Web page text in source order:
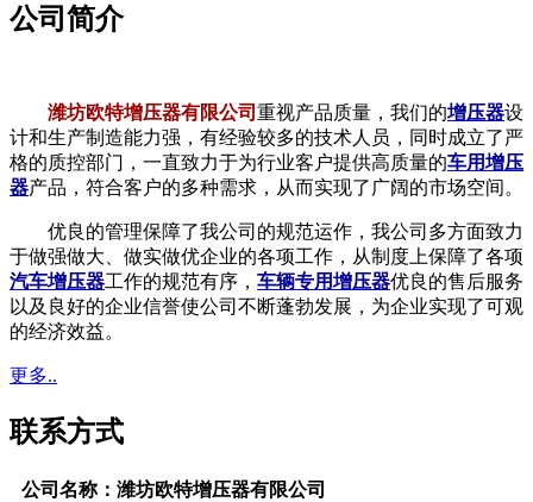
公司简介
潍坊欧特增压器有限公司 重视产品质量，我们的增压器设
计和生产制造能力强，有经验较多的技术人员，同时成立了严
格的质控部门，一直致力于为行业客户提供高质量的车用增压
器产品，符合客户的多种需求，从而实现了广阔的市场空间。
优良的管理保障了我公司的规范运作，我公司多方面致力
于做强做大、做实做优企业的各项工作，从制度上保障了各项
汽车增压器工作的规范有序， 车辆专用增压器优良的售后服务
以及良好的企业信誉使公司不断蓬勃发展，为企业实现了可观
的经济效益。
更多..
联系方式
公司名称：潍坊欧特增压器有限公司